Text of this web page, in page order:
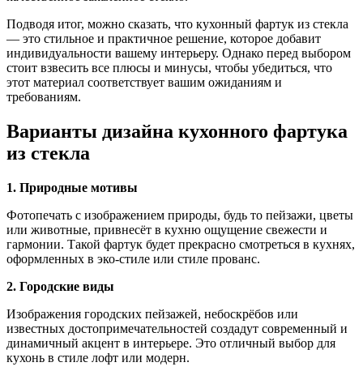
Подводя итог, можно сказать, что кухонный фартук из стекла
— это стильное и практичное решение, которое добавит
индивидуальности вашему интерьеру. Однако перед выбором
стоит взвесить все плюсы и минусы, чтобы убедиться, что
этот материал соответствует вашим ожиданиям и
требованиям.
Варианты дизайна кухонного фартука
из стекла
1. Природные мотивы
Фотопечать с изображением природы, будь то пейзажи, цветы
или животные, привнесёт в кухню ощущение свежести и
гармонии. Такой фартук будет прекрасно смотреться в кухнях,
оформленных в эко-стиле или стиле прованс.
2. Городские виды
Изображения городских пейзажей, небоскрёбов или
известных достопримечательностей создадут современный и
динамичный акцент в интерьере. Это отличный выбор для
кухонь в стиле лофт или модерн.